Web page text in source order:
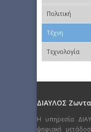
Πολιτική
Τέχνη
Τεχνολογία
ΔΙΑΥΛΟΣ
Η υπηρεσία
ψηφιακή